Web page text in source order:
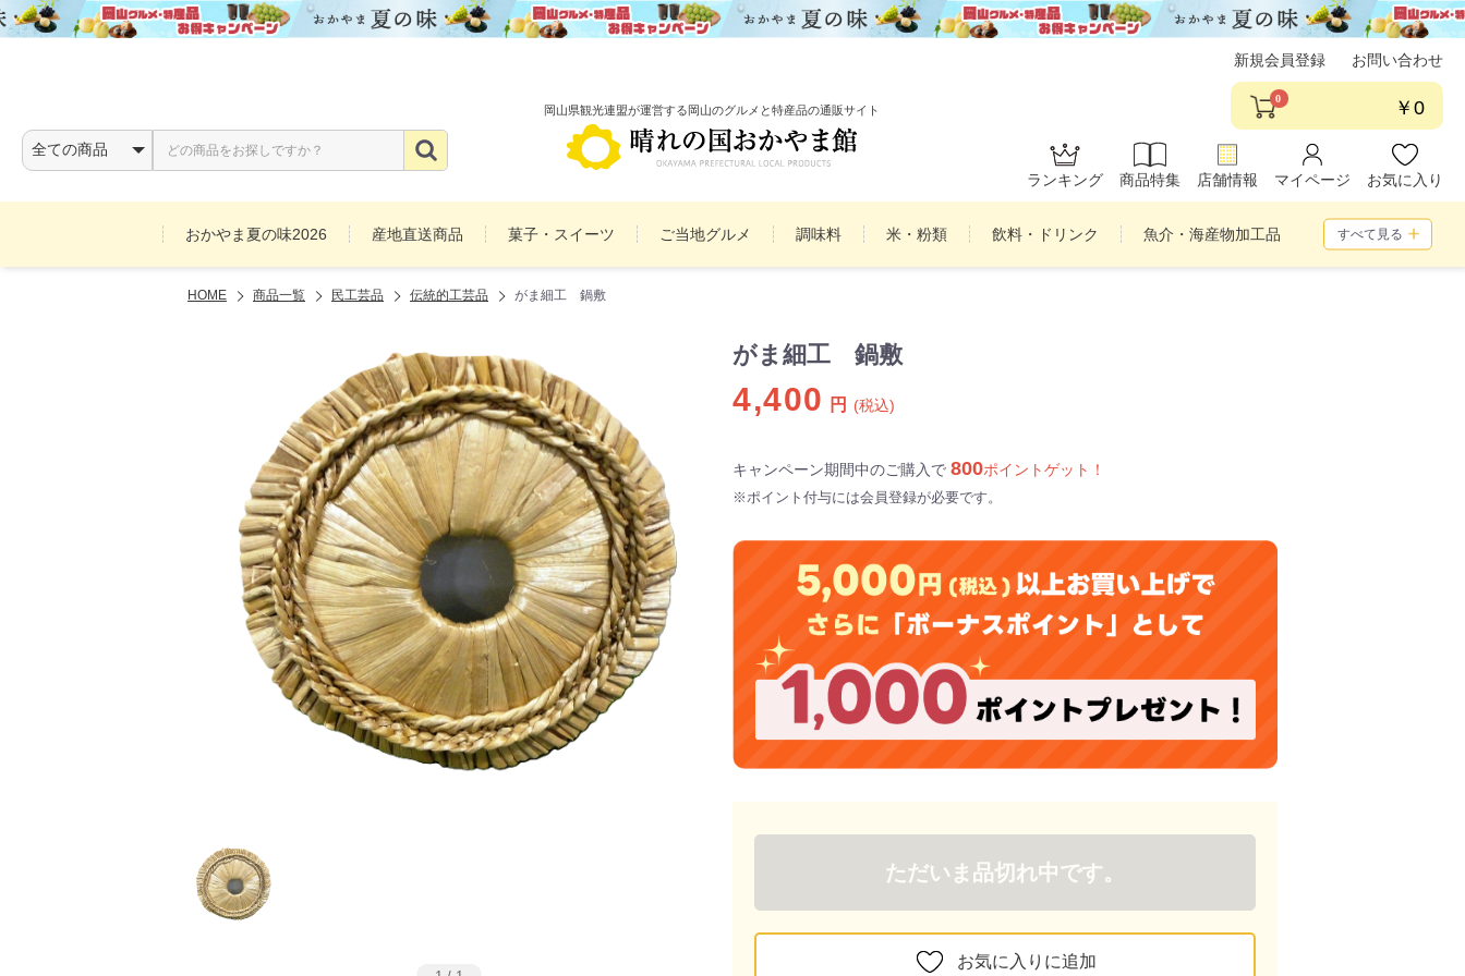
岡山県観光連盟が運営する岡山のグルメと特産品の通販サイト
新規会員登録 お問い合わせ
0 ￥0
ランキング 商品特集 店舗情報 マイページ お気に入り
おかやま夏の味2026 産地直送商品 菓子・スイーツ ご当地グルメ 調味料 米・粉類 飲料・ドリンク 魚介・海産物加工品
お酒 備前焼 雑貨
すべて見る
HOME 商品一覧 民工芸品 伝統的工芸品 がま細工 鍋敷
がま細工 鍋敷
4,400 円 (税込)
キャンペーン期間中のご購入で 800ポイントゲット！
※ポイント付与には会員登録が必要です。
ただいま品切れ中です。
お気に入りに追加